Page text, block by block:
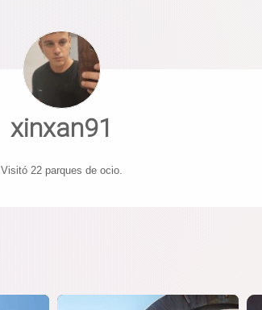
xinxan91
Visitó 22 parques de ocio.